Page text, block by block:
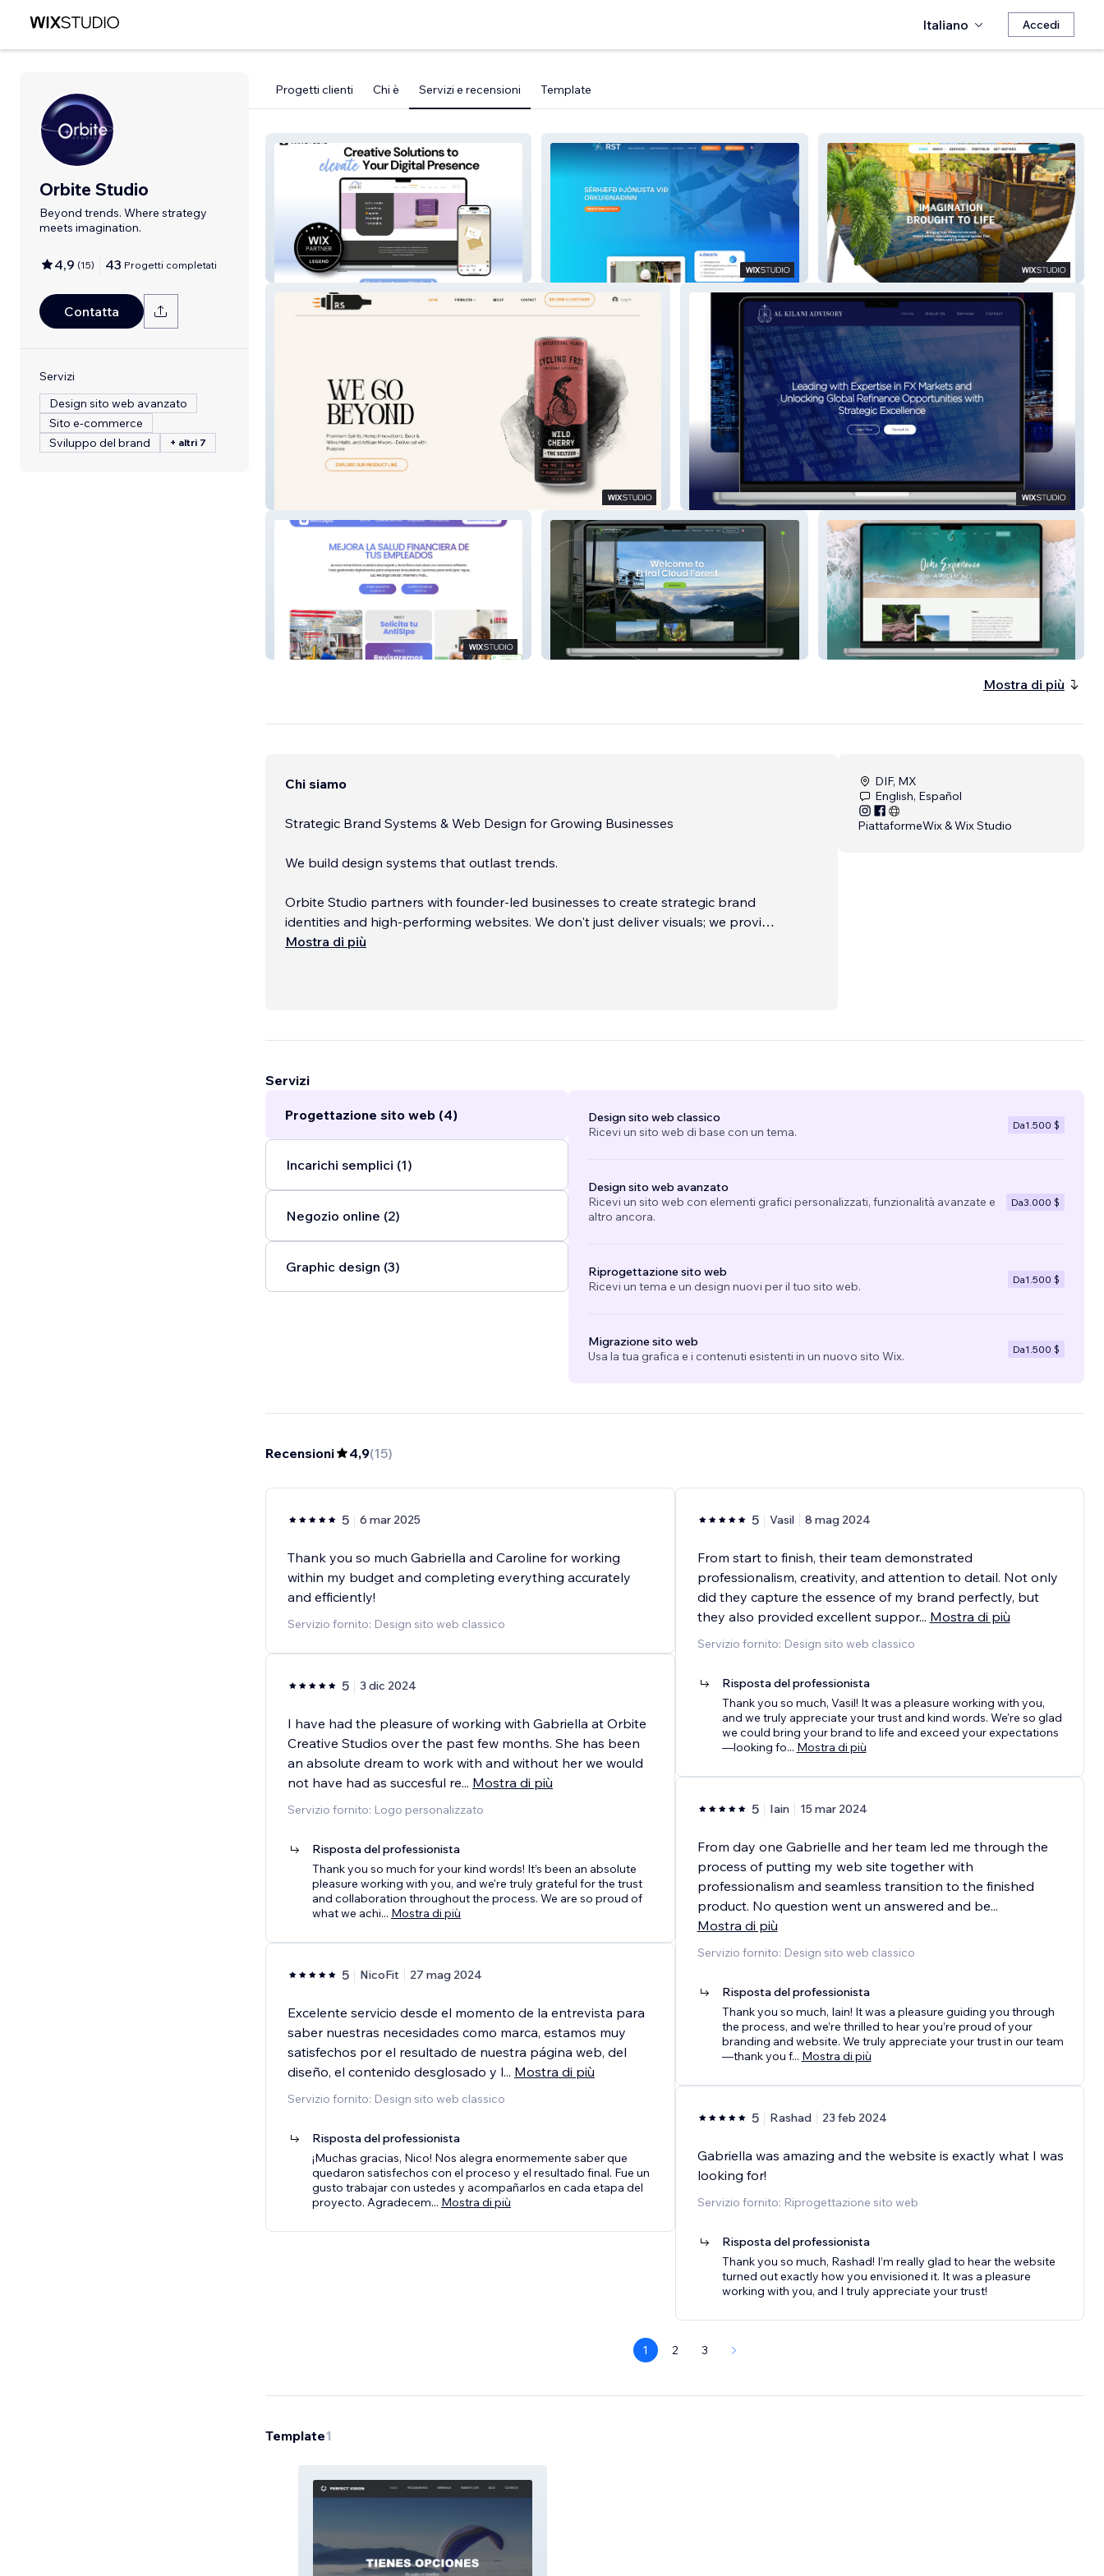
Italiano Accedi
Orbite Studio
Beyond trends. Where strategy
meets imagination.
4,9 (15) 43 Progetti completati
Contatta
Servizi
Design sito web avanzato
Sito e-commerce
Sviluppo del brand
+ altri 7
Progetti clienti Chi è Servizi e recensioni Template
Orbite Creative Studio Tiki King
Al Kilani Advisory
AntiSIpo El Iral Cloud Forest Ocho Experience
Mostra di più
Chi siamo
Strategic Brand Systems & Web Design for Growing Businesses
We build design systems that outlast trends.
Orbite Studio partners with founder-led businesses to create strategic brand
identities and high-performing websites. We don't just deliver visuals; we provide
the clarity, consistency, and intention your brand needs to scale.
Mostra di più
DIF, MX
English, Español
PiattaformeWix & Wix Studio
Servizi
Progettazione sito web (4)
Incarichi semplici (1)
Negozio online (2)
Graphic design (3)
Design sito web classico
Ricevi un sito web di base con un tema.
Da1.500 $
Design sito web avanzato
Ricevi un sito web con elementi grafici personalizzati, funzionalità avanzate e
altro ancora.
Da3.000 $
Riprogettazione sito web
Ricevi un tema e un design nuovi per il tuo sito web.
Da1.500 $
Migrazione sito web
Usa la tua grafica e i contenuti esistenti in un nuovo sito Wix.
Da1.500 $
Recensioni 4,9(15)
5 6 mar 2025
Thank you so much Gabriella and Caroline for working
within my budget and completing everything accurately
and efficiently!
Servizio fornito: Design sito web classico
5 3 dic 2024
I have had the pleasure of working with Gabriella at Orbite
Creative Studios over the past few months. She has been
an absolute dream to work with and without her we would
not have had as succesful re... Mostra di più
Servizio fornito: Logo personalizzato
Risposta del professionista
Thank you so much for your kind words! It’s been an absolute
pleasure working with you, and we're truly grateful for the trust
and collaboration throughout the process. We are so proud of
what we achi... Mostra di più
5 NicoFit 27 mag 2024
Excelente servicio desde el momento de la entrevista para
saber nuestras necesidades como marca, estamos muy
satisfechos por el resultado de nuestra página web, del
diseño, el contenido desglosado y l... Mostra di più
Servizio fornito: Design sito web classico
Risposta del professionista
¡Muchas gracias, Nico! Nos alegra enormemente saber que
quedaron satisfechos con el proceso y el resultado final. Fue un
gusto trabajar con ustedes y acompañarlos en cada etapa del
proyecto. Agradecem... Mostra di più
5 Vasil 8 mag 2024
From start to finish, their team demonstrated
professionalism, creativity, and attention to detail. Not only
did they capture the essence of my brand perfectly, but
they also provided excellent suppor... Mostra di più
Servizio fornito: Design sito web classico
Risposta del professionista
Thank you so much, Vasil! It was a pleasure working with you,
and we truly appreciate your trust and kind words. We're so glad
we could bring your brand to life and exceed your expectations
—looking fo... Mostra di più
5 Iain 15 mar 2024
From day one Gabrielle and her team led me through the
process of putting my web site together with
professionalism and seamless transition to the finished
product. No question went un answered and be...
Mostra di più
Servizio fornito: Design sito web classico
Risposta del professionista
Thank you so much, Iain! It was a pleasure guiding you through
the process, and we’re thrilled to hear you’re proud of your
branding and website. We truly appreciate your trust in our team
—thank you f... Mostra di più
5 Rashad 23 feb 2024
Gabriella was amazing and the website is exactly what I was
looking for!
Servizio fornito: Riprogettazione sito web
Risposta del professionista
Thank you so much, Rashad! I’m really glad to hear the website
turned out exactly how you envisioned it. It was a pleasure
working with you, and I truly appreciate your trust!
1 2 3
Template1